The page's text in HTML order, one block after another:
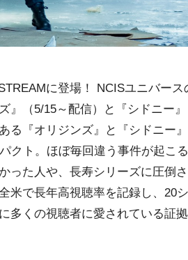
に登場！ NCISユニバース
』（5/15～配信）と『シドニー
る『オリジンズ』と『シドニー
クト。ほぼ毎回違う事件が起こ
った人や、長寿シリーズに圧倒
米で長年高視聴率を記録し、20
多くの視聴者に愛されている証